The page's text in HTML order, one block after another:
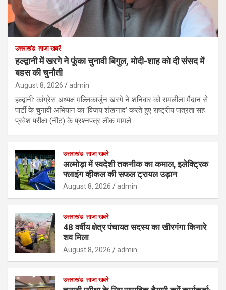
उत्तराखंड ताजा खबरें
हल्द्वानी में खरगे ने फूंका चुनावी बिगुल, मोदी-शाह को दी संसद में
बहस की चुनौती
August 8, 2026 admin
हल्द्वानी: कांग्रेस अध्यक्ष मल्लिकार्जुन खरगे ने शनिवार को रामलीला मैदान से
पार्टी के चुनावी अभियान का ‘विजय शंखनाद’ करते हुए राष्ट्रीय पात्रता सह
प्रवेश परीक्षा (नीट) के प्रश्नपत्र लीक मामले…
उत्तराखंड ताजा खबरें
अल्मोड़ा में स्वदेशी तकनीक का कमाल, इलेक्ट्रिक
फ्लाइंग व्हीकल की सफल ट्रायल उड़ान
August 8, 2026 admin
उत्तराखंड ताजा खबरें
48 वर्षीय क्षेत्र पंचायत सदस्य का खीरगंगा किनारे
शव मिला
August 8, 2026 admin
उत्तराखंड ताजा खबरें